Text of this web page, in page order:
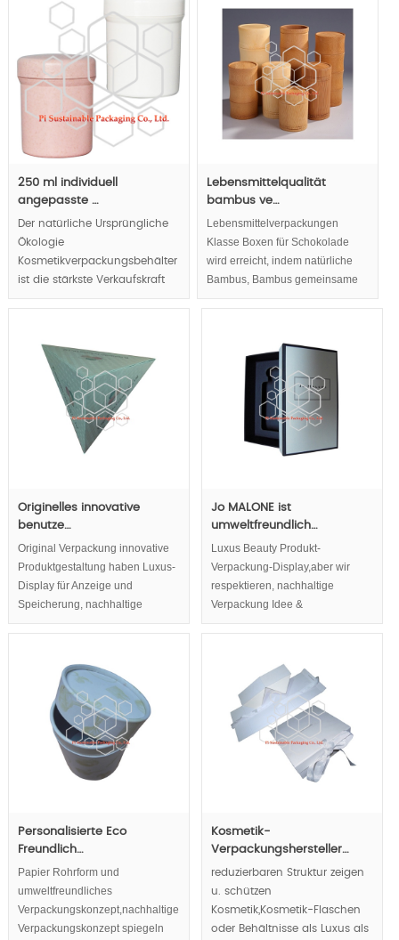
Lebensmittelverpackungen,
die durch Holzbox realisiert
werden, haben einen
verantwortungsvollen.
Faltbare Struktur zur
Reduzierung des Transport-
und
Speicherenergieverbrauchs.
MOQ:10000pcs.
250 ml individuell
angepasste …
Der natürliche Ursprüngliche
Ökologie
Kosmetikverpackungsbehälter
ist die stärkste Verkaufskraft
Ihrer Kosmetik.
Lebensmittelqualität
bambus ve…
Lebensmittelverpackungen
Klasse Boxen für Schokolade
wird erreicht, indem natürliche
Bambus, Bambus gemeinsame
bringen natürliche und gesunde
Unternehmen Bild bauen Eco
freundliche und nachhaltige
Verpackungen für Schokolade
oder Tee.
Originelles innovative
benutze…
Original Verpackung innovative
Produktgestaltung haben Luxus-
Display für Anzeige und
Speicherung, nachhaltige
Verpackung genommen,Eco
Jo MALONE ist
umweltfreundlich…
Luxus Beauty Produkt-
Verpackung-Display,aber wir
respektieren, nachhaltige
Verpackung Idee &
umweltfreundliche Verpackung
umweltfreundliche Bild von
Kosmetik-Boxen mit der Qualität
Ihrer kosmetischen Inhalte
zuordnen.
Personalisierte Eco
Freundlich…
Papier Rohrform und
umweltfreundliches
Verpackungskonzept,nachhaltige
Verpackungskonzept spiegeln
Kosmetik-
Verpackungshersteller…
reduzierbaren Struktur zeigen
u. schützen
Kosmetik,Kosmetik-Flaschen
oder Behältnisse als Luxus als